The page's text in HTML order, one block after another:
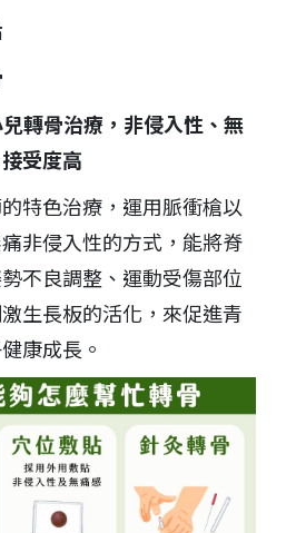
轉骨治療，非侵入性、無
受度高
特色治療，運用脈衝槍以
非侵入性的方式，能將脊
不良調整、運動受傷部位
生長板的活化，來促進青
康成長。